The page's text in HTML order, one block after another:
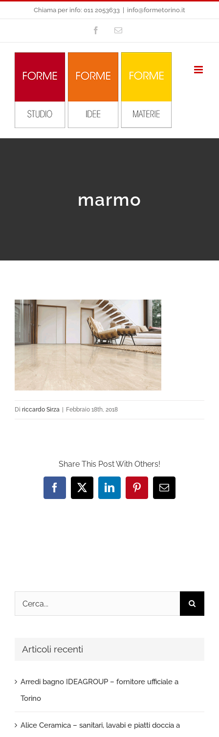
contenuto
Chiama per info: 011 2053633 info@formetorino.it
FacebookEmail
marmo
Di riccardo Sirza | Febbraio 18th, 2018
Share This Post With Others!
Facebook
X LinkedInPinterestEmail
Cerca
per:
Articoli recenti
Arredi bagno IDEAGROUP – fornitore ufficiale a
Torino
Alice Ceramica – sanitari, lavabi e piatti doccia a